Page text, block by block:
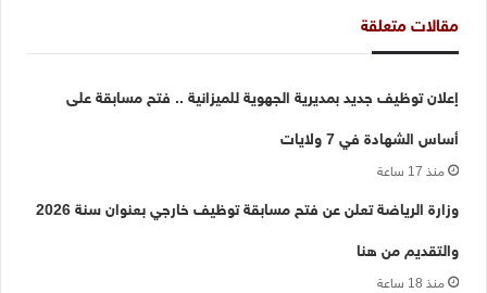
مقالات متعلقة
إعلان توظيف جديد بمديرية الجهوية للميزانية .. فتح مسابقة على
أساس الشهادة في 7 ولايات
منذ 17 ساعة
وزارة الرياضة تعلن عن فتح مسابقة توظيف خارجي بعنوان سنة 2026
والتقديم من هنا
منذ 18 ساعة